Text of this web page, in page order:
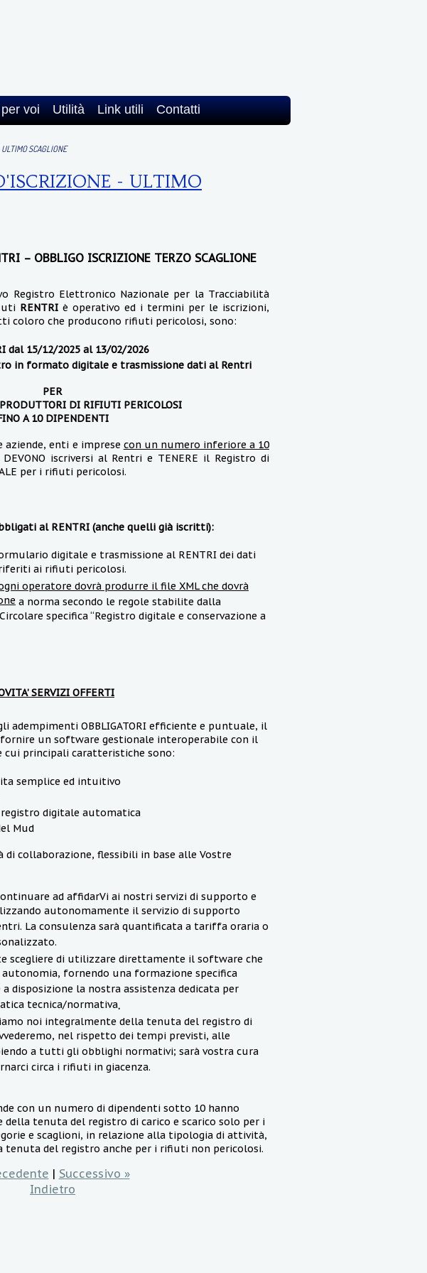
voi Utilità Link utili Contatti
SCAGLIONE
- ULTIMO
– OBBLIGO ISCRIZIONE TERZO SCAGLIONE
Registro Elettronico Nazionale per la Tracciabilità
RENTRI è operativo ed i termini per le iscrizioni,
coloro che producono rifiuti pericolosi, sono:
dal 15/12/2025 al 13/02/2026
in formato digitale e trasmissione dati al Rentri
PER
DI RIFIUTI PERICOLOSI
A 10 DIPENDENTI
aziende, enti e imprese con un numero inferiore a 10
iscriversi al Rentri e TENERE il Registro di
per i rifiuti pericolosi.
al RENTRI (anche quelli già iscritti):
digitale e trasmissione al RENTRI dei dati
ai rifiuti pericolosi.
operatore dovrà produrre il file XML che dovrà
a norma secondo le regole stabilite dalla
specifica “Registro digitale e conservazione a
SERVIZI OFFERTI
adempimenti OBBLIGATORI efficiente e puntuale, il
un software gestionale interoperabile con il
cui principali caratteristiche sono:
semplice ed intuitivo
registro digitale automatica
Mud
collaborazione, flessibili in base alle Vostre
ad affidarVi ai nostri servizi di supporto e
autonomamente il servizio di supporto
La consulenza sarà quantificata a tariffa oraria o
scegliere di utilizzare direttamente il software che
fornendo una formazione specifica
disposizione la nostra assistenza dedicata per
tecnica/normativa.
noi integralmente della tenuta del registro di
nel rispetto dei tempi previsti, alle
a tutti gli obblighi normativi; sarà vostra cura
circa i rifiuti in giacenza.
con un numero di dipendenti sotto 10 hanno
della tenuta del registro di carico e scarico solo per i
e scaglioni, in relazione alla tipologia di attività,
tenuta del registro anche per i rifiuti non pericolosi.
| Successivo »
Indietro